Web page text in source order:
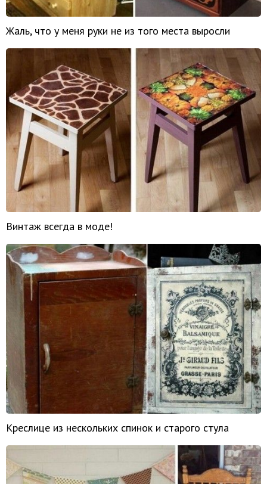
Жаль, что у меня руки не из того места выросли
Винтаж всегда в моде!
Креслице из нескольких спинок и старого стула